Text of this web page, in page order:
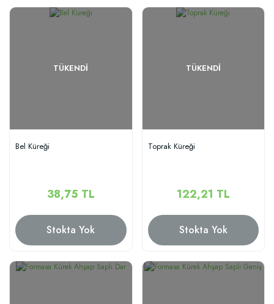
TÜKENDI
Bel Küreği
38,75 TL
Stokta Yok
TÜKENDI
Toprak Küreği
122,21 TL
Stokta Yok